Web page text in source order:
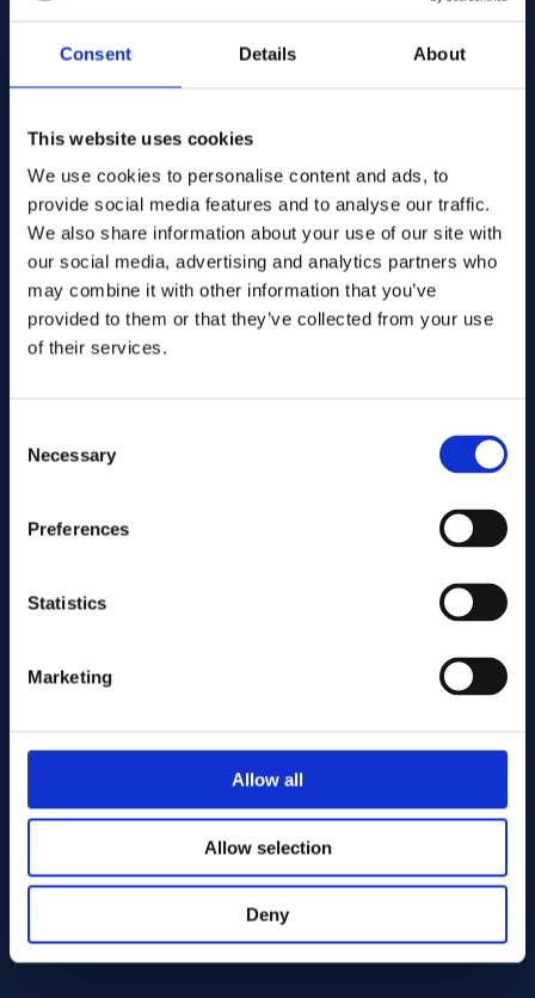
Consent Details About
This website uses cookies
We use cookies to personalise content and ads, to
provide social media features and to analyse our traffic.
We also share information about your use of our site with
our social media, advertising and analytics partners who
may combine it with other information that you’ve
provided to them or that they’ve collected from your use
of their services.
Selection
Necessary
Preferences
Statistics
Marketing
Allow all
Allow selection
Deny
Uw bericht
Stuur